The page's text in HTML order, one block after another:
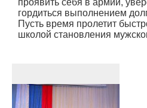
проявить себя в армии,
гордиться выполнением
Пусть время пролетит
школой становления